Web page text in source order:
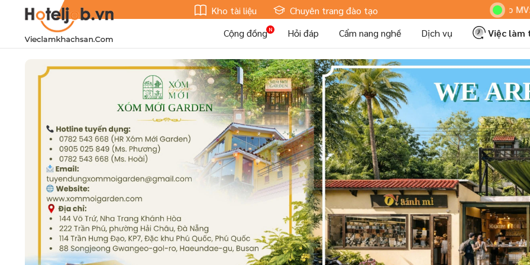
Kho tài liệu Chuyên trang đào tạo Hoteljob MV: "Tôi
Cộng đồng
Hỏi đáp Cẩm nang nghề Dịch vụ
Việc làm